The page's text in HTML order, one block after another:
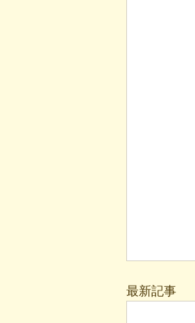
最新記事